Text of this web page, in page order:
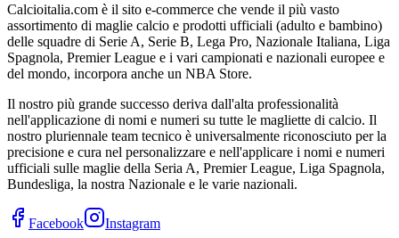
Calcioitalia.com è il sito e-commerce che vende il più vasto
assortimento di maglie calcio e prodotti ufficiali (adulto e bambino)
delle squadre di Serie A, Serie B, Lega Pro, Nazionale Italiana, Liga
Spagnola, Premier League e i vari campionati e nazionali europee e
del mondo, incorpora anche un NBA Store.
Il nostro più grande successo deriva dall'alta professionalità
nell'applicazione di nomi e numeri su tutte le magliette di calcio. Il
nostro pluriennale team tecnico è universalmente riconosciuto per la
precisione e cura nel personalizzare e nell'applicare i nomi e numeri
ufficiali sulle maglie della Seria A, Premier League, Liga Spagnola,
Bundesliga, la nostra Nazionale e le varie nazionali.
Facebook Instagram